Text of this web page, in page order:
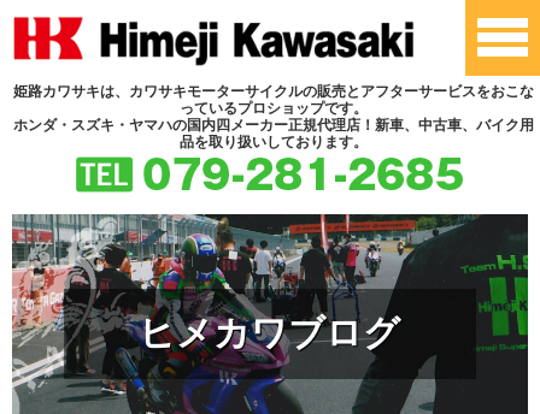
姫路カワサキは、カワサキモーターサイクルの販売とアフターサービスをおこな
っているプロショップです。
ホンダ・スズキ・ヤマハの国内四メーカー正規代理店！新車、中古車、バイク用
品を取り扱いしております。
ヒメカワブログ